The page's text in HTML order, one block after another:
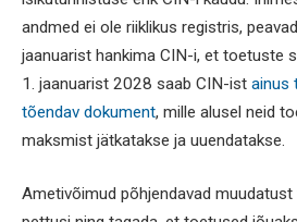
andmed ei ole riiklikus registris,
jaanuarist hankima CIN-i, et toetuste
1. jaanuarist 2028 saab CIN-ist ainus
tõendav dokument, mille alusel neid
maksmist jätkatakse ja uuendatakse.
Ametivõimud põhjendavad